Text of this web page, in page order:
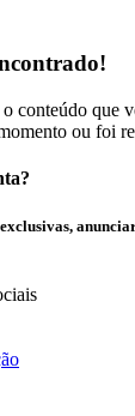
conteúdo que
ou foi